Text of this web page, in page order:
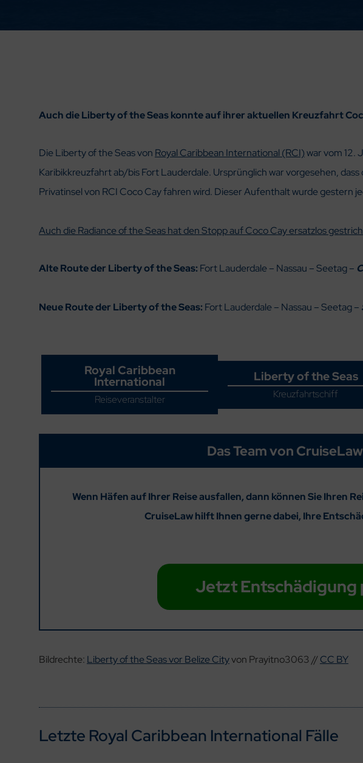
Auch die Liberty of the Seas konnte auf ihrer aktuellen Kreuzfahrt
Die Liberty of the Seas von Royal Caribbean International (RCI)war vom 12.
Karibikkreuzfahrt ab/bis Fort Lauderdale. Ursprünglich war vorgesehen,
Privatinsel von RCI Coco Cay fahren wird. Dieser Aufenthalt wurde gestern
Auch die Radiance of the Seas hat den Stopp auf Coco Cay ersatzlos
Alte Route der Liberty of the Seas: Fort Lauderdale – Nassau – Seetag –
Neue Route der Liberty of the Seas: Fort Lauderdale – Nassau – Seetag –
Royal Caribbean
International
Reiseveranstalter
Liberty of the Seas
Kreuzfahrtschiff
Das Team von
Wenn Häfen auf Ihrer Reise ausfallen, dann können Sie Ihren
CruiseLaw hilft Ihnen gerne dabei, Ihre
Jetzt Entschädigung
Bildrechte: Liberty of the Seas vor Belize Cityvon Prayitno3063 //CC BY
Letzte Royal Caribbean International Fälle